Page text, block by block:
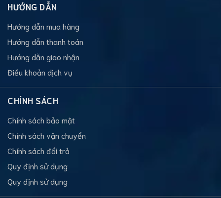
HƯỚNG DẪN
Hướng dẫn mua hàng
Hướng dẫn thanh toán
Hướng dẫn giao nhận
Điều khoản dịch vụ
CHÍNH SÁCH
Chính sách bảo mật
Chính sách vận chuyển
Chính sách đổi trả
Quy định sử dụng
Quy định sử dụng